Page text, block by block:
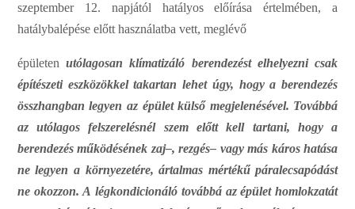
szeptember 12. napjától hatályoselőírásaértelmében,a
hatálybalépése előtt használatba vett, meglévő
épületenutólagosan klímatizáló berendezést elhelyezni csak
építészeti eszközökkel takartan lehet úgy, hogy a berendezés
összhangban legyen az épület külső megjelenésével. Továbbá
az
utólagos felszerelésnél szem előtt kell tartani, hogy
a
berendezés működésének zaj–, rezgés– vagy más káros hatása
ne legyen a környezetére, ártalmas mértékű páralecsapódást
ne okozzon. A légkondicionáló továbbá azépület homlokzatát